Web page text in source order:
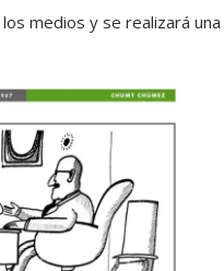
medios y se realizará una